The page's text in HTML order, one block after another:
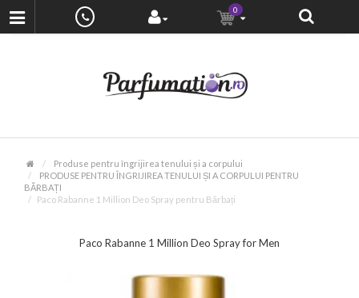
0
Produse pentru îngrijirea tenului și a corpului
PRODUSE PENTRU ÎNGRIJIREA TENULUI ȘI A CORPULUI PENTRU
BĂRBAȚI
Paco Rabanne 1 Million Deo Spray pentru Bărbați
Paco Rabanne 1 Million Deo Spray for Men